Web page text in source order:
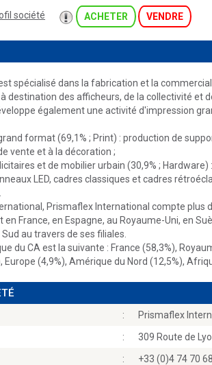
société ACHETER VENDRE
spécialisé dans la fabrication et la
destination des afficheurs, de la collectivité et
également une activité d'impression
format (69,1% ; Print) : production de
vente et à la décoration ;
et de mobilier urbain (30,9% ; Hardware)
LED, cadres classiques et cadres
Prismaflex International compte plus
France, en Espagne, au Royaume-Uni, en
au travers de ses filiales.
du CA est la suivante : France (58,3%),
Europe (4,9%), Amérique du Nord (12,5%),
:
Prismaflex
:
309 Route de
:
+33 (0)4 74 70